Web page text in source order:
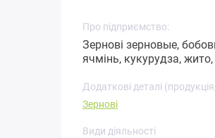
Про підприємство:
Зернові зерновые,
ячмінь, кукурудза,
Додаткові деталі
Зернові
Види діяльності